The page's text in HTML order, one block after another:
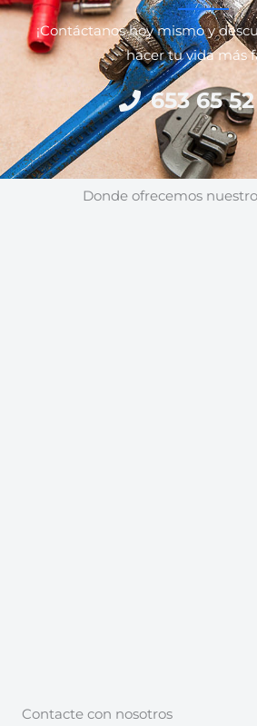
¡Contáctanos hoy mismo y
hacer tu vida más
653 65
Donde ofrecemos
Contacte con nosotros